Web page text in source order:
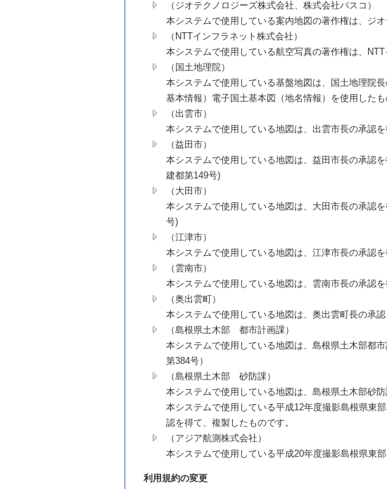
（ジオテクノロジーズ株式会社、株式会社パスコ）
本システムで使用している案内地図の著作権は、ジ
（NTTインフラネット株式会社）
本システムで使用している航空写真の著作権は、
（国土地理院）
本システムで使用している基盤地図は、国土地理院
基本情報）電子国土基本図（地名情報）を使用した
（出雲市）
本システムで使用している地図は、出雲市長の承認
（益田市）
本システムで使用している地図は、益田市長の承認
建都第149号)
（大田市）
本システムで使用している地図は、大田市長の承認
号)
（江津市）
本システムで使用している地図は、江津市長の承認
（雲南市）
本システムで使用している地図は、雲南市長の承認
（奥出雲町）
本システムで使用している地図は、奥出雲町長の承
（島根県土木部 都市計画課）
本システムで使用している地図は、島根県土木部都
第384号）
（島根県土木部 砂防課）
本システムで使用している地図は、島根県土木部砂
本システムで使用している平成12年度撮影島根県東
認を得て、複製したものです。
（アジア航測株式会社）
本システムで使用している平成20年度撮影島根県東
利用規約の変更